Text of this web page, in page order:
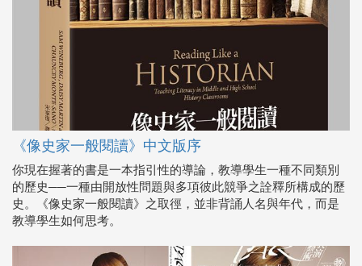
《像史家一般閱讀》中文版序
你現在握著的書是一本指引性的導論，教導學生一種不同類別
的歷史──一種由開放性問題與多項彼此競爭之詮釋所構成的歷
史。《像史家一般閱讀》之取徑，並非背誦人名與年代，而是
教導學生如何思考。